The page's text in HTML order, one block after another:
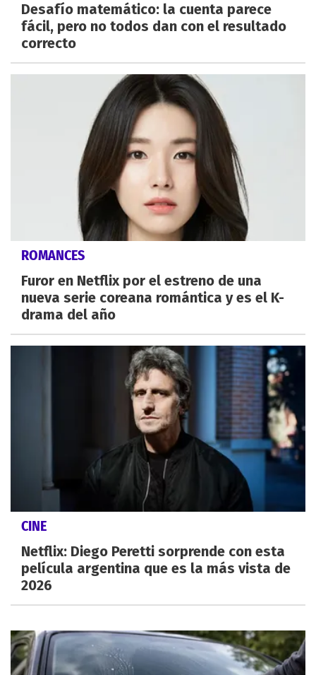
Desafío matemático: la cuenta parece
fácil, pero no todos dan con el resultado
correcto
ROMANCES
Furor en Netflix por el estreno de una
nueva serie coreana romántica y es el K-
drama del año
CINE
Netflix: Diego Peretti sorprende con esta
película argentina que es la más vista de
2026